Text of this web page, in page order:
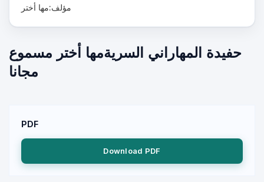
مؤلف:مها أختر
حفيدة المهاراني السريةمها أختر مسموع
مجانا
PDF
Download PDF